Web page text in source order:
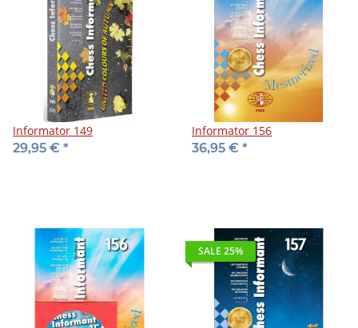
Informator 149
29,95 € *
Informator 156
36,95 € *
SALE 25%